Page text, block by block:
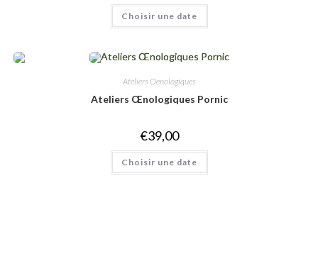
Choisir une date
Ateliers Oenologiques
Ateliers Œnologiques Pornic
€39,00
Choisir une date